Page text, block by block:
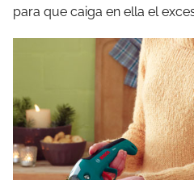
para que caiga en ella el